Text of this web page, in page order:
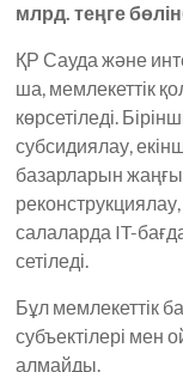
млрд. теңге
ҚР Сауда және
ша, мемлекеттік
көрсетіледі.
субсидиялау,
базарларын
салаларда IT-
сетіледі.
Бұл мемлекеттік
субъектілері мен
алмайды.